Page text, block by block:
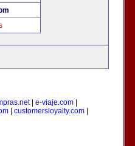
| e-viaje.com
customersloyalty.com